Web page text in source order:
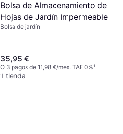
Bolsa de Almacenamiento de
Hojas de Jardín Impermeable
Bolsa de jardín
35,95 €
O 3 pagos de 11,98 €/mes. TAE 0%¹
1 tienda